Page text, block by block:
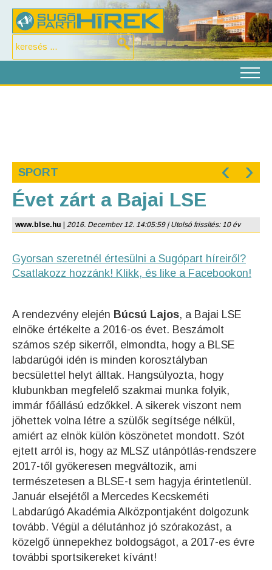
SPORT ‹ ›
Évet zárt a Bajai LSE
www.blse.hu 2016. December 12. 14:05:59 | Utolsó frissítés: 10 év
Gyorsan szeretnél értesülni a Sugópart híreiről?
Csatlakozz hozzánk! Klikk, és like a Facebookon!
A rendezvény elején Búcsú Lajos, a Bajai LSE
elnöke értékelte a 2016-os évet. Beszámolt
számos szép sikerről, elmondta, hogy a BLSE
labdarúgói idén is minden korosztályban
becsülettel helyt álltak. Hangsúlyozta, hogy
klubunkban megfelelő szakmai munka folyik,
immár főállású edzőkkel. A sikerek viszont nem
jöhettek volna létre a szülők segítsége nélkül,
amiért az elnök külön köszönetet mondott. Szót
ejtett arról is, hogy az MLSZ utánpótlás-rendszere
2017-től gyökeresen megváltozik, ami
természetesen a BLSE-t sem hagyja érintetlenül.
Január elsejétől a Mercedes Kecskeméti
Labdarúgó Akadémia Alközpontjaként dolgozunk
tovább. Végül a délutánhoz jó szórakozást, a
közelgő ünnepekhez boldogságot, a 2017-es évre
további sportsikereket kívánt!